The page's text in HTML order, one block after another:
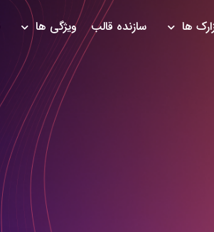
ها سازنده قالب ویژگی ها